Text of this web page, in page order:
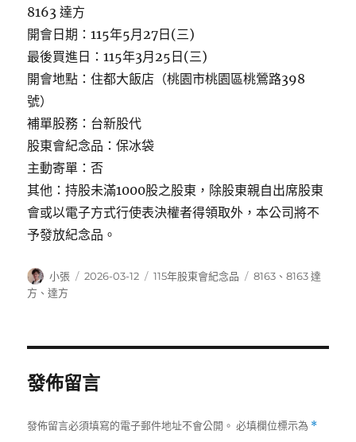
8163 達方
開會日期：115年5月27日(三)
最後買進日：115年3月25日(三)
開會地點：住都大飯店（桃園市桃園區桃鶯路398
號）
補單股務：台新股代
股東會紀念品：保冰袋
主動寄單：否
其他：持股未滿1000股之股東，除股東親自出席股東
會或以電子方式行使表決權者得領取外，本公司將不
予發放紀念品。
作
者
小張
發
2026-03-12
分
115年股東會紀念品
標
8163 、8163 達
方 、達方
發佈留言
發佈留言必須填寫的電子郵件地址不會公開。 必填欄位標示為 *